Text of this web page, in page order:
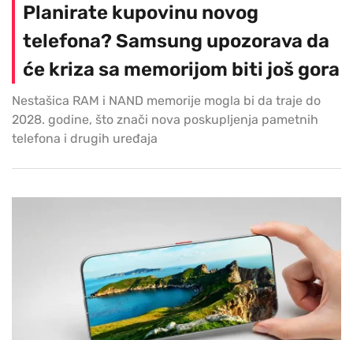
Planirate kupovinu novog
telefona? Samsung upozorava da
će kriza sa memorijom biti još gora
Nestašica RAM i NAND memorije mogla bi da traje do
2028. godine, što znači nova poskupljenja pametnih
telefona i drugih uređaja